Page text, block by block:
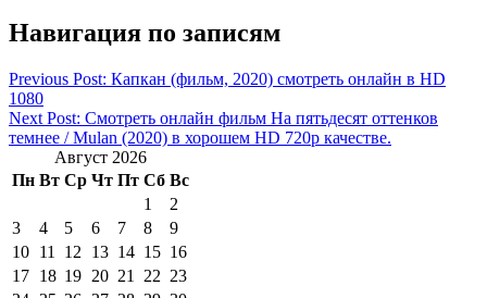
Навигация по записям
Previous Post: Капкан (фильм, 2020) смотреть онлайн в HD
1080
Next Post: Смотреть онлайн фильм На пятьдесят оттенков
темнее / Mulan (2020) в хорошем HD 720p качестве.
Август 2026
Пн Вт Ср Чт Пт Сб Вс
1
2
3
4 5 6 7 8
9
10 11 12 13 14 15 16
17 18 19 20 21 22 23